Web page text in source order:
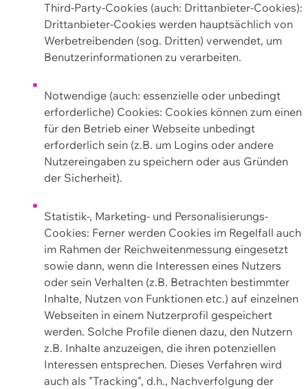
Third-Party-Cookies (auch: Drittanbieter-Cookies):
Drittanbieter-Cookies werden hauptsächlich von
Werbetreibenden (sog. Dritten) verwendet, um
Benutzerinformationen zu verarbeiten.
Notwendige (auch: essenzielle oder unbedingt
erforderliche) Cookies: Cookies können zum einen
für den Betrieb einer Webseite unbedingt
erforderlich sein (z.B. um Logins oder andere
Nutzereingaben zu speichern oder aus Gründen
der Sicherheit).
Statistik-, Marketing- und Personalisierungs-
Cookies: Ferner werden Cookies im Regelfall auch
im Rahmen der Reichweitenmessung eingesetzt
sowie dann, wenn die Interessen eines Nutzers
oder sein Verhalten (z.B. Betrachten bestimmter
Inhalte, Nutzen von Funktionen etc.) auf einzelnen
Webseiten in einem Nutzerprofil gespeichert
werden. Solche Profile dienen dazu, den Nutzern
z.B. Inhalte anzuzeigen, die ihren potenziellen
Interessen entsprechen. Dieses Verfahren wird
auch als "Tracking", d.h., Nachverfolgung der